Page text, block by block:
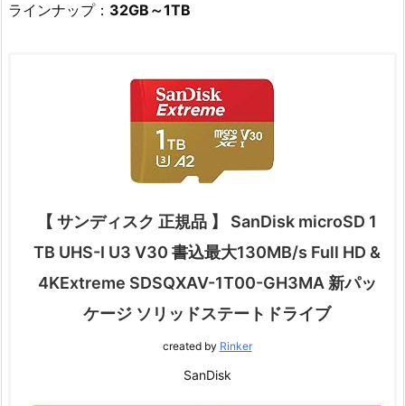
ラインナップ： 32GB～1TB
【 サンディスク 正規品 】 SanDisk microSD 1
TB UHS-I U3 V30 書込最大130MB/s Full HD &
4KExtreme SDSQXAV-1T00-GH3MA 新パッ
ケージ ソリッドステートドライブ
created by Rinker
SanDisk